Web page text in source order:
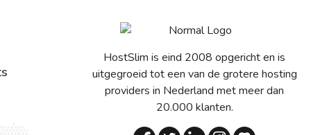
HostSlim is eind 2008 opgericht en is
uitgegroeid tot een van de grotere hosting
providers in Nederland met meer dan
20.000 klanten.